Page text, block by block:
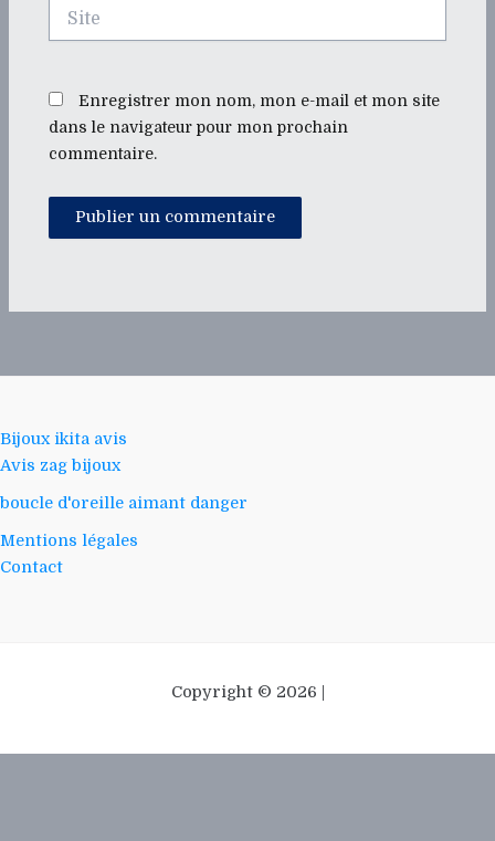
Enregistrer mon nom, mon e-mail et mon site
dans le navigateur pour mon prochain
commentaire.
Bijoux ikita avis
Avis zag bijoux
boucle d'oreille aimant danger
Mentions légales
Contact
Copyright © 2026 |